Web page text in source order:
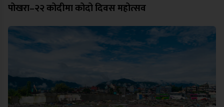
पोखरा–२२ कोदीमा कोदो दिवस महोत्सव